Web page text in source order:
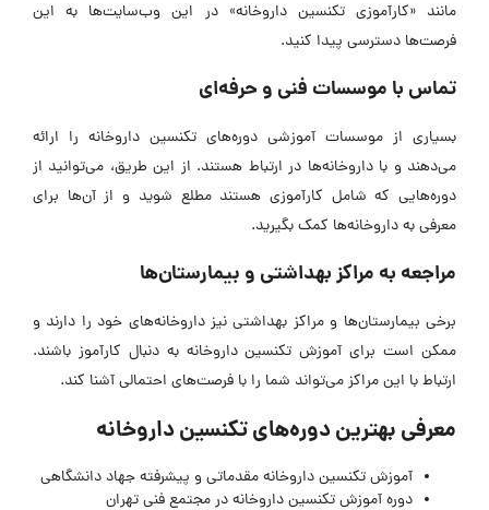
مانند «کارآموزی تکنسین داروخانه» در این وب‌سایت‌ها به این
فرصت‌ها دسترسی پیدا کنید.
تماس با موسسات فنی‌ و حرفه‌ای
بسیاری از موسسات آموزشی دوره‌های تکنسین داروخانه را ارائه
می‌دهند و با داروخانه‌ها در ارتباط هستند. از این طریق، می‌توانید از
دوره‌هایی که شامل کارآموزی هستند مطلع شوید و از آن‌ها برای
معرفی به داروخانه‌ها کمک بگیرید.
مراجعه به مراکز بهداشتی و بیمارستان‌ها
برخی بیمارستان‌ها و مراکز بهداشتی نیز داروخانه‌های خود را دارند و
ممکن است برای آموزش تکنسین داروخانه به دنبال کارآموز باشند.
ارتباط با این مراکز می‌تواند شما را با فرصت‌های احتمالی آشنا کند.
معرفی بهترین دوره‌های تکنسین داروخانه
آموزش تکنسین داروخانه مقدماتی و پیشرفته جهاد دانشگاهی
دوره آموزش تکنسین داروخانه در مجتمع فنی تهران